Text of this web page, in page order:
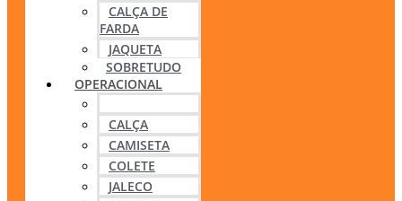
CALÇA DE
FARDA
JAQUETA
SOBRETUDO
OPERACIONAL
CALÇA
CAMISETA
COLETE
JALECO